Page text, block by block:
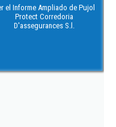
el Informe Ampliado de Pujol
Protect Corredoria
D'assegurances S.l.